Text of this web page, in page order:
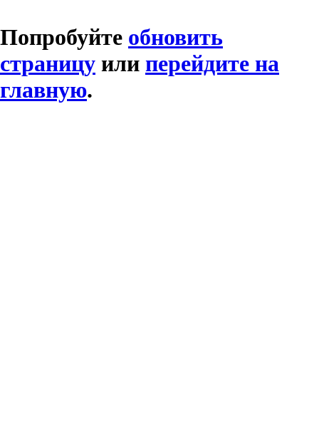
Попробуйте обновить
страницу или перейдите на
главную.